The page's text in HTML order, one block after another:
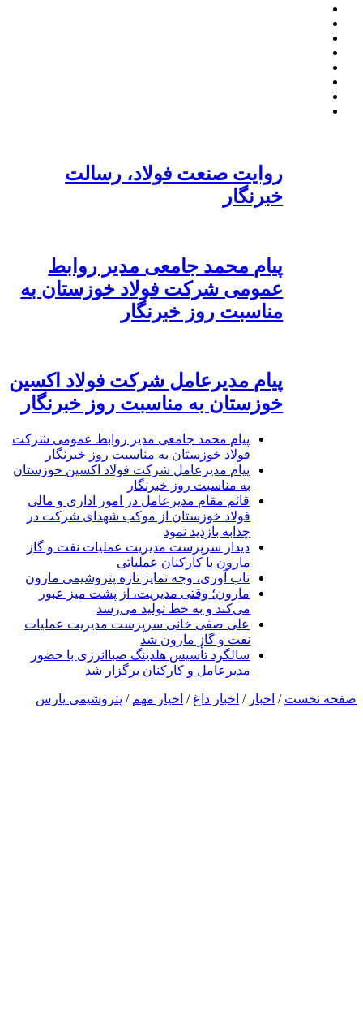
روایت صنعت فولاد،‌ رسالت
خبرنگار
پیام محمد جامعی مدیر روابط
عمومی شرکت فولاد خوزستان به
مناسبت روز خبرنگار
پیام مدیرعامل شرکت فولاد اکسین
خوزستان به مناسبت روز خبرنگار
پیام محمد جامعی مدیر روابط عمومی شرکت
فولاد خوزستان به مناسبت روز خبرنگار
پیام مدیرعامل شرکت فولاد اکسین خوزستان
به مناسبت روز خبرنگار
قائم مقام مدیرعامل در امور اداری و مالی
فولاد خوزستان از موکب شهدای شرکت در
چذابه بازدید نمود
دیدار سرپرست مدیریت عملیات نفت و گاز
مارون با کارکنان عملیاتی
تاب آوری، وجه تمایز تازه پتروشیمی مارون
مارون؛ وقتی مدیریت، از پشت میز عبور
می‌کند و به خط تولید می‌رسد
علی صفی خانی سرپرست مدیریت عملیات
نفت و گاز مارون شد
سالگرد تأسیس هلدینگ صباانرژی با حضور
مدیرعامل و کارکنان برگزار شد
صفحه نخست / اخبار / اخبار داغ / اخیار مهم / پتروشیمی پارس